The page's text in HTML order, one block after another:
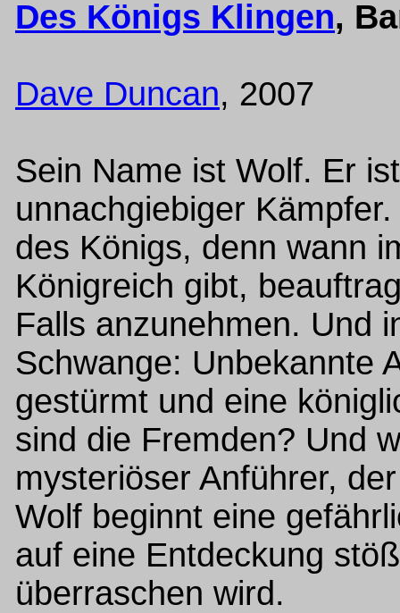
Des Königs Klingen,
Dave Duncan, 2007
Sein Name ist Wolf. Er
unnachgiebiger
des Königs, denn wann
Königreich gibt,
Falls anzunehmen. Und
Schwange: Unbekannte
gestürmt und eine
sind die Fremden? Und
mysteriöser Anführer,
Wolf beginnt eine
auf eine Entdeckung
überraschen wird.